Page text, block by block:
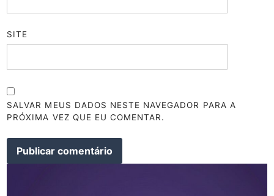
SITE
SALVAR MEUS DADOS NESTE NAVEGADOR PARA A
PRÓXIMA VEZ QUE EU COMENTAR.